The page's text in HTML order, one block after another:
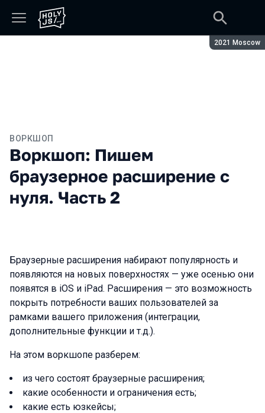
Сезон:
2021 Moscow
ВОРКШОП
Воркшоп: Пишем
браузерное расширение с
нуля. Часть 2
Браузерные расширения набирают популярность и
появляются на новых поверхностях — уже осенью они
появятся в iOS и iPad. Расширения — это возможность
покрыть потребности ваших пользователей за
рамками вашего приложения (интеграции,
дополнительные функции и т.д.).
На этом воркшопе разберем:
из чего состоят браузерные расширения;
какие особенности и ограничения есть;
какие есть юзкейсы;